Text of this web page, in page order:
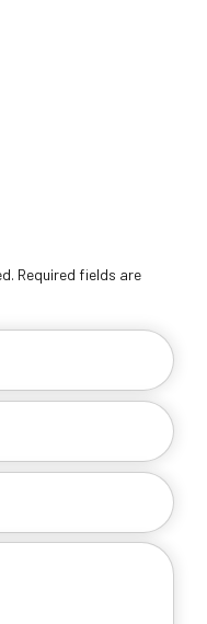
Required fields are